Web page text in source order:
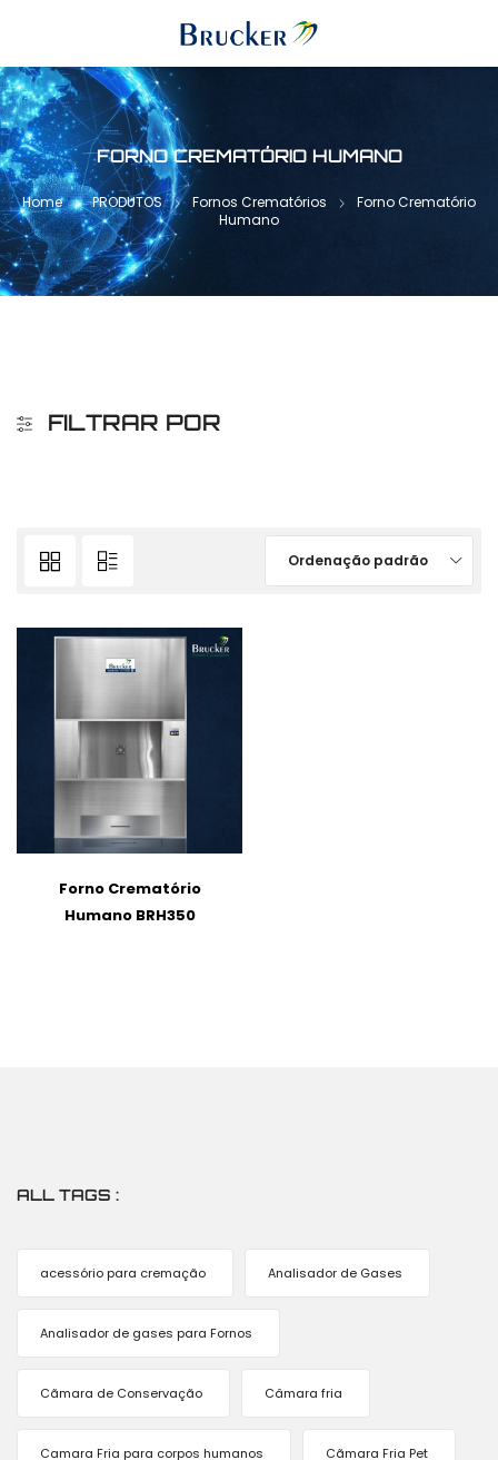
FORNO CREMATÓRIO HUMANO
Home PRODUTOS Fornos Crematórios
Forno Crematório
Humano
FILTRAR POR
Ordenação padrão
Forno Crematório
Humano BRH350
ALL TAGS :
acessório para cremação Analisador de Gases
Analisador de gases para Fornos
Cãmara de Conservação Câmara fria
Camara Fria para corpos humanos Cãmara Fria Pet